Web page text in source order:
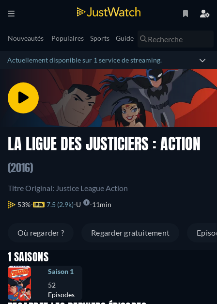
Nouveautés Populaires Sports Guide
Actuellement disponible sur 1 service de streaming.
LA LIGUE DES JUSTICIERS : ACTION
(2016)
Titre Original: Justice League Action
53% 7.5 (2.9k) U 11min
Où regarder ? Regarder gratuitement
1 SAISONS
Saison 1
52
Episodes